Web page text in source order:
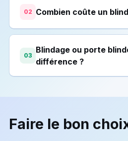
02 Combien coûte un
03
Blindage ou porte
différence ?
Faire le bon